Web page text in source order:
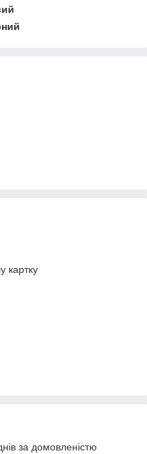
картку
за домовленістю